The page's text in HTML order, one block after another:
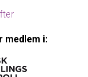
medlem i: